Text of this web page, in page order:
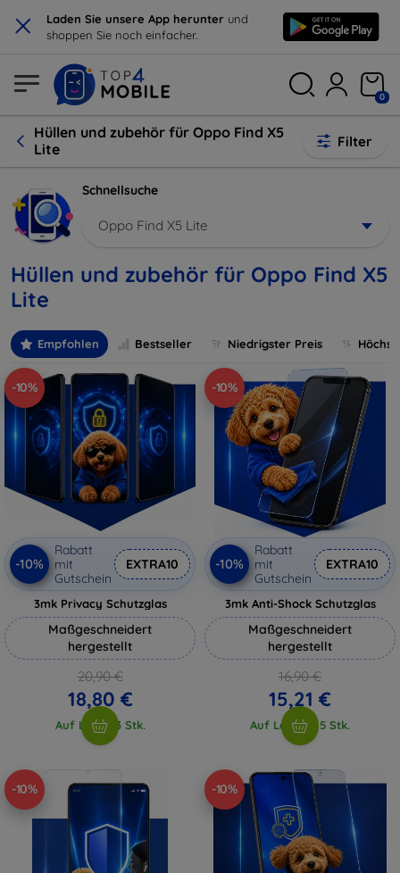
× Laden Sie unsere App herunter und
shoppen Sie noch einfacher.
0
Hüllen und zubehör für Oppo Find X5
Lite
Filter
Schnellsuche
Oppo Find X5 Lite
Hüllen und zubehör für Oppo Find X5
Lite
Empfohlen Bestseller Niedrigster Preis
-10%
-10%
Rabatt
mit
Gutschein
EXTRA10
3mk Privacy Schutzglas
Maßgeschneidert
hergestellt
20,90 €
18,80 €
Auf Lager 3 Stk.
-10%
-10%
Rabatt
mit
Gutschein
EXTRA10
3mk Anti-Shock Schutzglas
Maßgeschneidert
hergestellt
16,90 €
15,21 €
Auf Lager > 5 Stk.
-10% -10%